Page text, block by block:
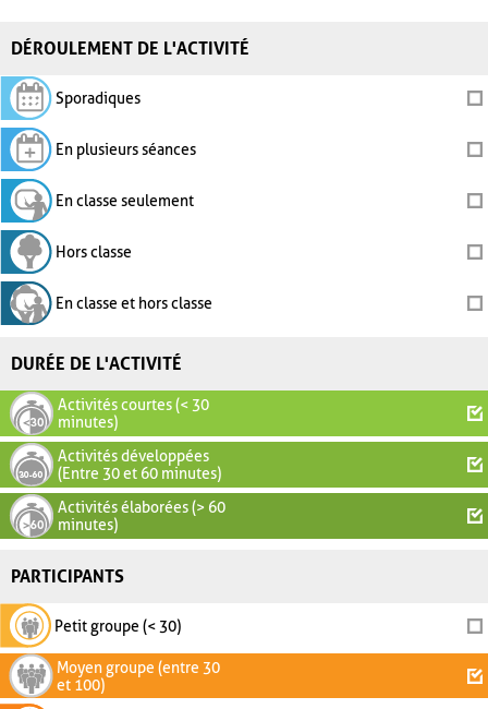
DÉROULEMENT DE L'ACTIVITÉ
Sporadiques
En plusieurs séances
En classe seulement
Hors classe
En classe et hors classe
DURÉE DE L'ACTIVITÉ
Activités courtes (< 30
minutes)
Activités développées
(Entre 30 et 60 minutes)
Activités élaborées (> 60
minutes)
PARTICIPANTS
Petit groupe (< 30)
Moyen groupe (entre 30
et 100)